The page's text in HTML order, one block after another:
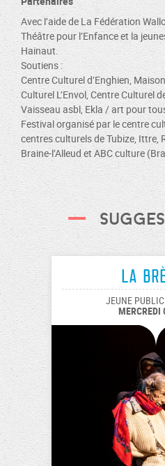
Avec l’aide de La Fédération
Théâtre pour l’Enfance et la
Hainaut.
Soutiens :
Centre Culturel d’Enghien,
Culturel L’Envol, Centre Culturel
Vaisseau asbl, Ekla / art pour
Festival organisé par le centre
centres culturels de Tubize, Ittre,
Braine-l’Alleud et ABC culture
La
JEUNE PUBLIC
MERCREDI